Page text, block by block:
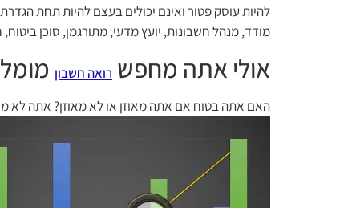
להיות עוסק פטור ואינם יכולים בעצם להיות תחת
מודד, מנהל חשבונות, יועץ מדעי, מתורגמן, סוכן ביטוח,
אולי אתה מחפש רואה חשבון
האם אתה בטוח אם אתה מאוזן או לא מאוזן? אתה לא